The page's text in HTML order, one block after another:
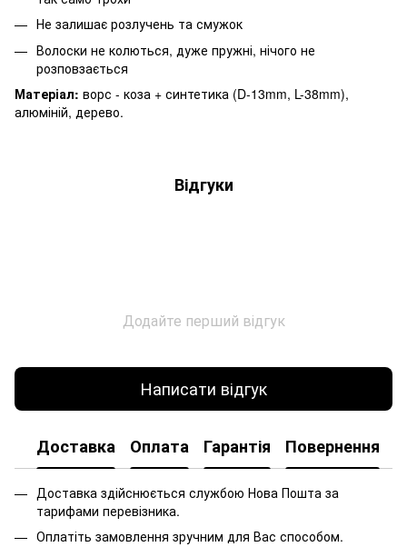
Не залишає розлучень та смужок
Волоски не колються, дуже пружні, нічого не
розповзається
Матеріал: ворс - коза + синтетика (D-13mm, L-38mm),
алюміній, дерево.
Відгуки
Додайте перший відгук
Написати відгук
Доставка Оплата Гарантія Повернення
Доставка здійснюється службою Нова Пошта за
тарифами перевізника.
Оплатіть замовлення зручним для Вас способом.